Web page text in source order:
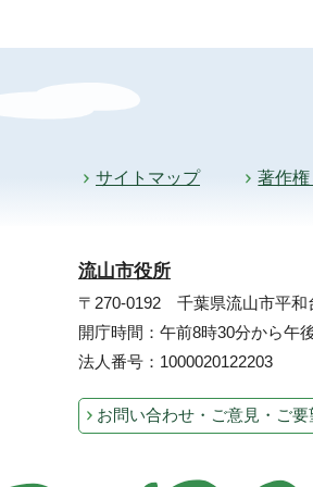
サイトマップ 著作
流山市役所
〒270-0192 千葉県流山市平
開庁時間：午前8時30分から
法人番号：1000020122203
お問い合わせ・ご意見・ご要